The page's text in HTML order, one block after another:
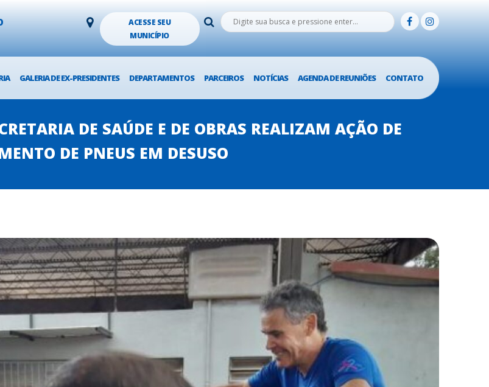
ACESSE SEU
MUNICÍPIO
GALERIA DE EX-PRESIDENTES DEPARTAMENTOS PARCEIROS NOTÍCIAS AGENDA DE REUNIÕES CONTATO
DE SAÚDE E DE OBRAS REALIZAM AÇÃO DE
DE PNEUS EM DESUSO